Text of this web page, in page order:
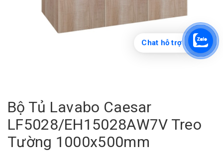
Bộ Tủ Lavabo Caesar
LF5028/EH15028AW7V Treo
Tường 1000x500mm
Chat hỗ trợ